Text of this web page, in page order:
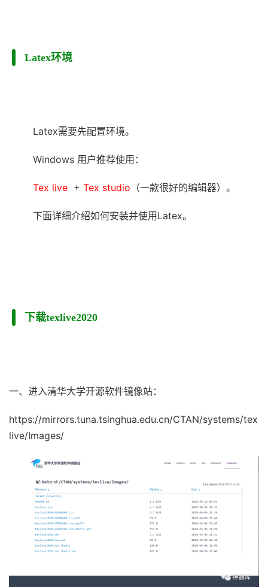
Latex环境
Latex需要先配置环境。
Windows 用户推荐使用：
Tex live + Tex studio （一款很好的编辑器）。
下面详细介绍如何安装并使用Latex。
下载texlive2020
一、进入清华大学开源软件镜像站：
https://mirrors.tuna.tsinghua.edu.cn/CTAN/systems/tex
live/Images/